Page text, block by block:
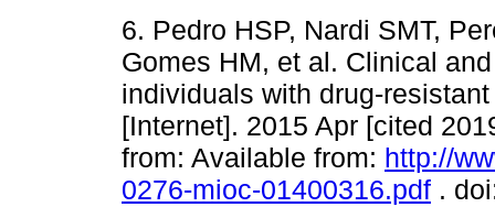
6. Pedro HSP, Nardi SMT,
Gomes HM, et al. Clinical
individuals with drug-
[Internet]. 2015 Apr [cited
from: Available from: http://
0276-mioc-01400316.pdf .